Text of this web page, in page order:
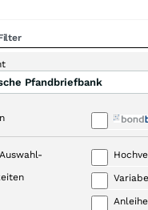
Pfandbriefbank